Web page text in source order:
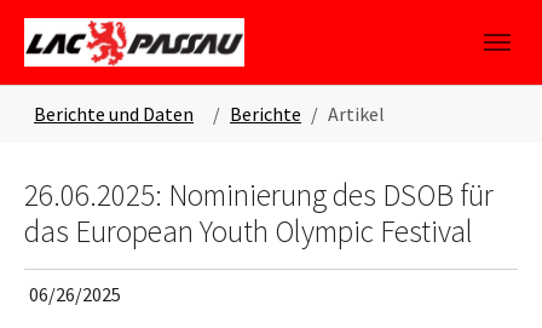
Skip to main content
Skip to page footer
Berichte und Daten Berichte Artikel
26.06.2025: Nominierung des DSOB für
das European Youth Olympic Festival
06/26/2025